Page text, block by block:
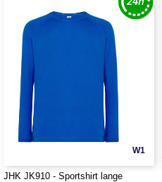
W1
JHK JK910 - Sportshirt lange